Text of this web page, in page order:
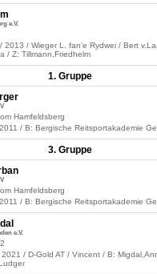
e.V.
2013 / Wieger L. fan'e Rydwei / Bert
/ Z: Tillmann,Friedhelm
1. Gruppe
Hamfeldsberg
/ B: Bergische Reitsportakademie
3. Gruppe
Hamfeldsberg
/ B: Bergische Reitsportakademie
e.V.
/ D-Gold AT / Vincent / B: